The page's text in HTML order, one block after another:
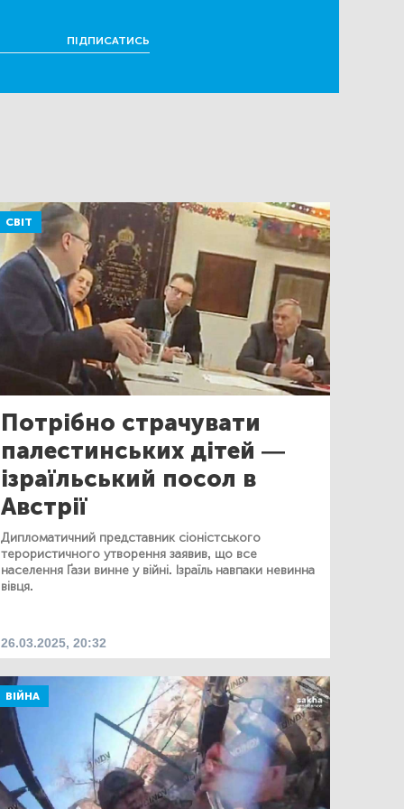
ПІДПИСАТИСЬ
СВІТ
Потрібно страчувати
палестинських дітей —
ізраїльський посол в
Австрії
Дипломатичний представник сіоністського
терористичного утворення заявив, що все
населення Ґази винне у війні. Ізраїль навпаки невинна
вівця.
26.03.2025, 20:32
ВІЙНА